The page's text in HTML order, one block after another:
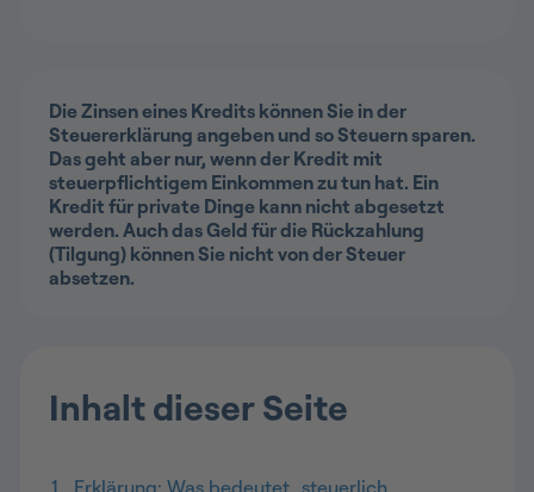
Die Zinsen eines Kredits können Sie in der
Steuererklärung angeben und so Steuern sparen.
Das geht aber nur, wenn der Kredit mit
steuerpflichtigem Einkommen zu tun hat. Ein
Kredit für private Dinge kann nicht abgesetzt
werden. Auch das Geld für die Rückzahlung
(Tilgung) können Sie nicht von der Steuer
absetzen.
Inhalt dieser Seite